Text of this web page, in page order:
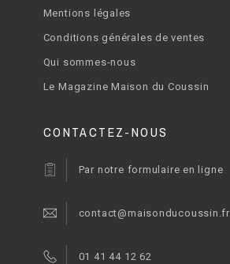
Mentions légales
Conditions générales de ventes
Qui sommes-nous
Le Magazine Maison du Coussin
CONTACTEZ-NOUS
Par notre formulaire en ligne
contact@maisonducoussin.fr
01 41 44 12 62